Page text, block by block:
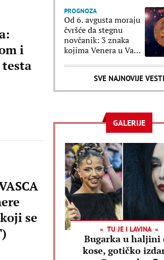
i
testa
se
PROGNOZA
Od 6. avgusta moraju
čvršće da stegnu
novčanik: 3 znaka
kojima Venera u Vagi
troškove i brzopletost
SVE NAJNOVIJE VESTI
GALERIJE
TU JE I LAVINA
Bugarka u haljini
kose, gotičko